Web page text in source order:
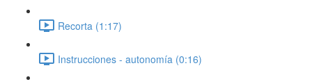
Recorta (1:17)
Instrucciones - autonomía (0:16)